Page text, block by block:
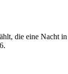
die eine Nacht
.